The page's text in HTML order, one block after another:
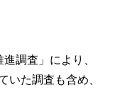
調査」により、
いた調査も含め、